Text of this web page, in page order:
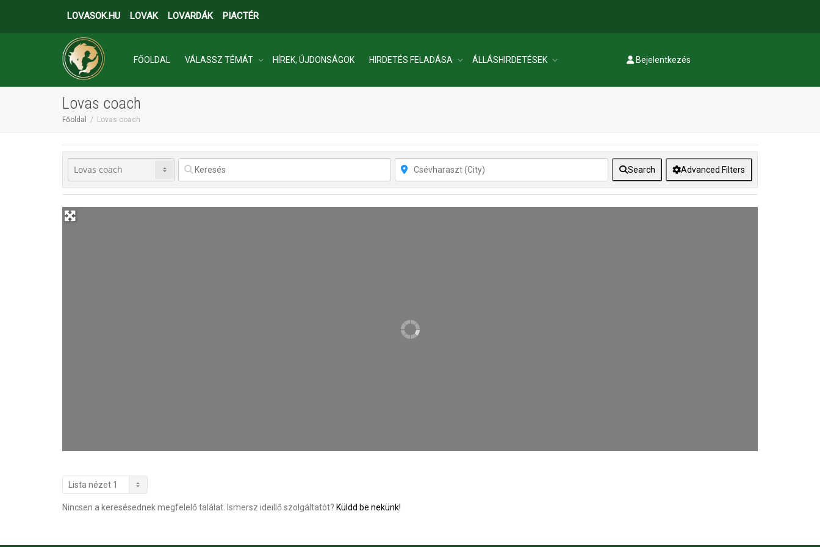
LOVASOK.HU LOVAK LOVARDÁK PIACTÉR
FŐOLDAL VÁLASSZ TÉMÁT HÍREK, ÚJDONSÁGOK HIRDETÉS FELADÁSA ÁLLÁSHIRDETÉSEK Bejelentkezés
Lovas coach
Főoldal Lovas coach
Search Advanced Filters
Nincsen a keresésednek megfelelő találat. Ismersz ideillő szolgáltatót? Küldd be nekünk!